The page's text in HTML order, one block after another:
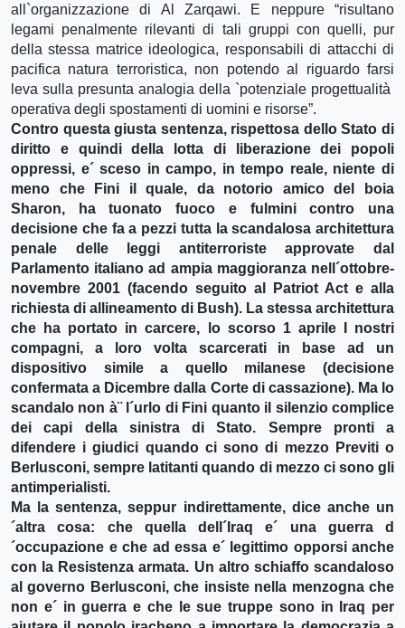
all`organizzazione di Al Zarqawi. E neppure “risultano
legami penalmente rilevanti di tali gruppi con quelli, pur
della stessa matrice ideologica, responsabili di attacchi di
pacifica natura terroristica, non potendo al riguardo farsi
leva sulla presunta analogia della `potenziale progettualità
operativa degli spostamenti di uomini e risorse”.
Contro questa giusta sentenza, rispettosa dello Stato di
diritto e quindi della lotta di liberazione dei popoli
oppressi, e´ sceso in campo, in tempo reale, niente di
meno che Fini il quale, da notorio amico del boia
Sharon, ha tuonato fuoco e fulmini contro una
decisione che fa a pezzi tutta la scandalosa architettura
penale delle leggi antiterroriste approvate dal
Parlamento italiano ad ampia maggioranza nell´ottobre-
novembre 2001 (facendo seguito al Patriot Act e alla
richiesta di allineamento di Bush). La stessa architettura
che ha portato in carcere, lo scorso 1 aprile I nostri
compagni, a loro volta scarcerati in base ad un
dispositivo simile a quello milanese (decisione
confermata a Dicembre dalla Corte di cassazione). Ma lo
scandalo non à¨ l´urlo di Fini quanto il silenzio complice
dei capi della sinistra di Stato. Sempre pronti a
difendere i giudici quando ci sono di mezzo Previti o
Berlusconi, sempre latitanti quando di mezzo ci sono gli
antimperialisti.
Ma la sentenza, seppur indirettamente, dice anche un
´altra cosa: che quella dell´Iraq e´ una guerra d
´occupazione e che ad essa e´ legittimo opporsi anche
con la Resistenza armata. Un altro schiaffo scandaloso
al governo Berlusconi, che insiste nella menzogna che
non e´ in guerra e che le sue truppe sono in Iraq per